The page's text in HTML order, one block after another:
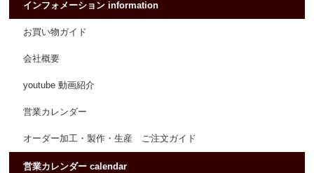
インフォメーション information
お買い物ガイド
会社概要
youtube 動画紹介
営業カレンダー
オーダー加工・製作・生産 ご注文ガイド
営業カレンダー calendar